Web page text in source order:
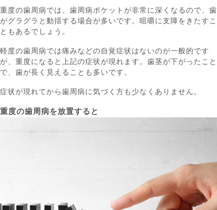
重度の歯周病では、歯周病ポケットが非常に深くなるので、歯
がグラグラと動揺する場合が多いです。咀嚼に支障をきたすこ
ともあるでしょう。
軽度の歯周病では痛みなどの自覚症状はないのが一般的です
が、重度になると上記の症状が現れます。歯茎が下がったこと
で、歯が長く見えることも多いです。
症状が現れてから歯周病に気づく方も少なくありません。
重度の歯周病を放置すると